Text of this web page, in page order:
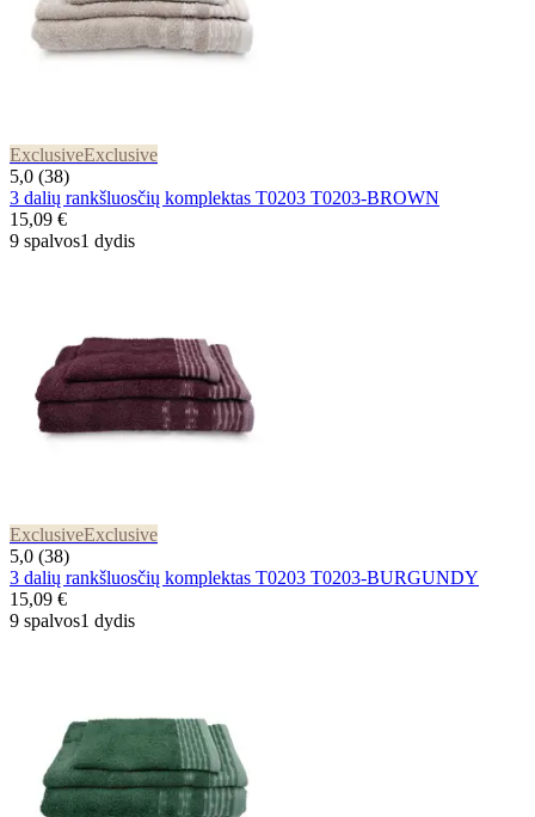
ExclusiveExclusive
5,0 (38)
3 dalių rankšluosčių komplektas T0203 T0203-BROWN
15,09 €
9 spalvos1 dydis
ExclusiveExclusive
5,0 (38)
3 dalių rankšluosčių komplektas T0203 T0203-BURGUNDY
15,09 €
9 spalvos1 dydis